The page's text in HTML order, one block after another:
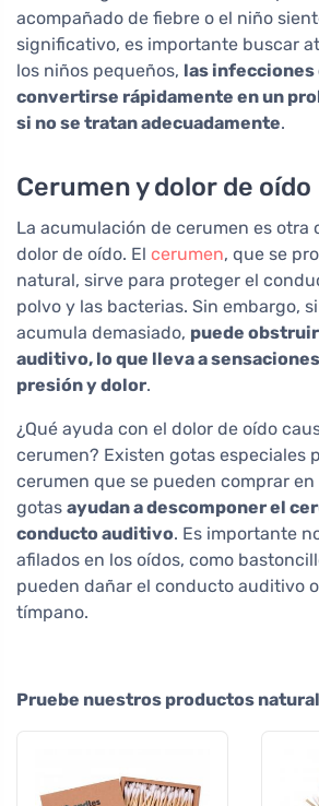
acompañado de fiebre o el niño
significativo, es importante buscar
los niños pequeños, las infecciones
convertirse rápidamente en un
si no se tratan adecuadamente.
Cerumen y dolor de oído
La acumulación de cerumen es otra
dolor de oído. El cerumen, que se
natural, sirve para proteger el
polvo y las bacterias. Sin embargo,
acumula demasiado, puede
auditivo, lo que lleva a
presión y dolor.
¿Qué ayuda con el dolor de oído
cerumen? Existen gotas especiales
cerumen que se pueden comprar
gotas ayudan a descomponer el
conducto auditivo. Es importante
afilados en los oídos, como
pueden dañar el conducto auditivo
tímpano.
Pruebe nuestros productos